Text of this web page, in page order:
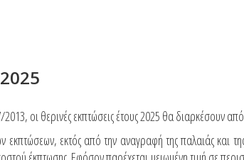
οι θερινές εκπτώσεις έτους 2025 θα διαρκέσουν
εκπτώσεων, εκτός από την αναγραφή της παλαιάς και